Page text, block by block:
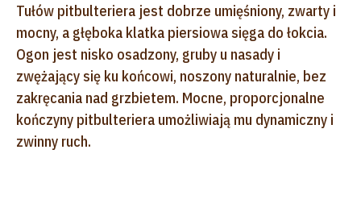
Tułów pitbulteriera jest dobrze umięśniony, zwarty i
mocny, a głęboka klatka piersiowa sięga do łokcia.
Ogon jest nisko osadzony, gruby u nasady i
zwężający się ku końcowi, noszony naturalnie, bez
zakręcania nad grzbietem. Mocne, proporcjonalne
kończyny pitbulteriera umożliwiają mu dynamiczny i
zwinny ruch.